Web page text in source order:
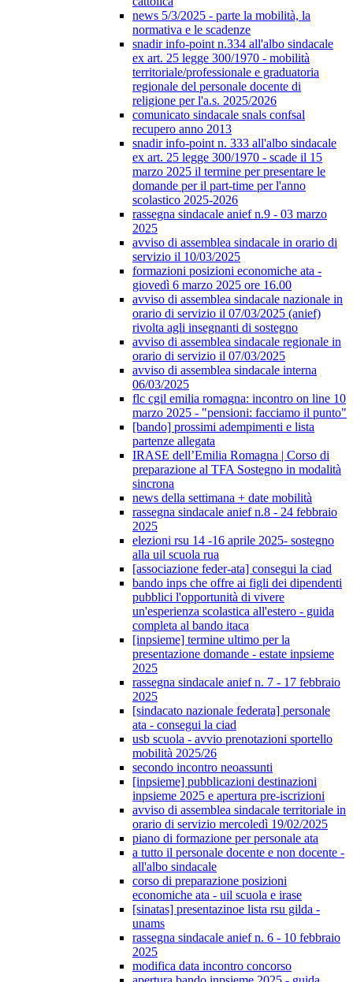
news 5/3/2025 - parte la mobilità, la
normativa e le scadenze
snadir info-point n.334 all'albo sindacale
ex art. 25 legge 300/1970 - mobilità
territoriale/professionale e graduatoria
regionale del personale docente di
religione per l'a.s. 2025/2026
comunicato sindacale snals confsal
recupero anno 2013
snadir info-point n. 333 all'albo sindacale
ex art. 25 legge 300/1970 - scade il 15
marzo 2025 il termine per presentare le
domande per il part-time per l'anno
scolastico 2025-2026
rassegna sindacale anief n.9 - 03 marzo
2025
avviso di assemblea sindacale in orario di
servizio il 10/03/2025
formazioni posizioni economiche ata -
giovedì 6 marzo 2025 ore 16.00
avviso di assemblea sindacale nazionale in
orario di servizio il 07/03/2025 (anief)
rivolta agli insegnanti di sostegno
avviso di assemblea sindacale regionale in
orario di servizio il 07/03/2025
avviso di assemblea sindacale interna
06/03/2025
flc cgil emilia romagna: incontro on line 10
marzo 2025 - "pensioni: facciamo il punto"
[bando] prossimi adempimenti e lista
partenze allegata
IRASE dell’Emilia Romagna | Corso di
preparazione al TFA Sostegno in modalità
sincrona
news della settimana + date mobilità
rassegna sindacale anief n.8 - 24 febbraio
2025
elezioni rsu 14 -16 aprile 2025- sostegno
alla uil scuola rua
[associazione feder-ata] consegui la ciad
bando inps che offre ai figli dei dipendenti
pubblici l'opportunità di vivere
un'esperienza scolastica all'estero - guida
completa al bando itaca
[inpsieme] termine ultimo per la
presentazione domande - estate inpsieme
2025
rassegna sindacale anief n. 7 - 17 febbraio
2025
[sindacato nazionale federata] personale
ata - consegui la ciad
usb scuola - avvio prenotazioni sportello
mobilità 2025/26
secondo incontro neoassunti
[inpsieme] pubblicazioni destinazioni
inpsieme 2025 e apertura pre-iscrizioni
avviso di assemblea sindacale territoriale in
orario di servizio mercoledì 19/02/2025
piano di formazione per personale ata
a tutto il personale docente e non docente -
all'albo sindacale
corso di preparazione posizioni
economiche ata - uil scuola e irase
[sinatas] presentazinoe lista rsu gilda -
unams
rassegna sindacale anief n. 6 - 10 febbraio
2025
modifica data incontro concorso